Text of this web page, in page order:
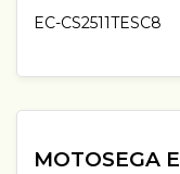
EC-CS2511TESC8
MOTOSEGA